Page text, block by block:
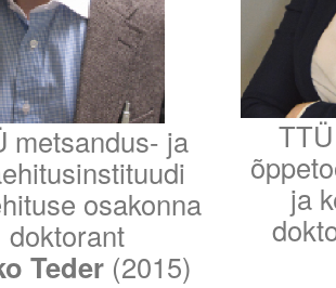
metsandus- ja
osakonna
doktorant
Teder (2015)
ja